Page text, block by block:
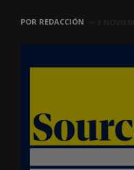
POR REDACCIÓN